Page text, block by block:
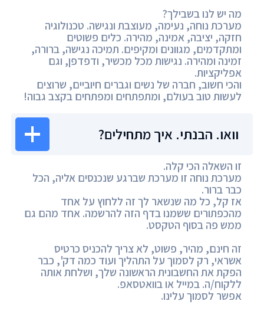
מה יש לנו בשבילך?
מערכת נוחה, נעימה, מעוצבת ונגישה. טכנולוגיה
חזקה, יציבה, אמינה, מהירה. כלים פשוטים
ומתקדמים, מגוונים ומקיפים. תמיכה נגישה, ברורה,
זמינה ומהירה. נגישות מכל מכשיר, ודפדפן, וגם
אפליקציות.
והכי חשוב, חברה של נשים וגברים חיוביים, שרוצים
לעשות טוב בעולם, ומתפתחים ומפתחים בקצב גבוה!
וואו. הבנתי. איך מתחילים?
זו השאלה הכי קלה.
מערכת נוחה זו מערכת שברגע שנכנסים אליה, הכל
כבר ברור.
אז קל, כל מה שנשאר לך זה ללחוץ על אחד
מהכפתורים ששמנו בדף הזה להרשמה. אחד מהם גם
ממש פה בסוף הטקסט.
זה חינם, מהיר, פשוט, לא צריך להכניס כרטיס
אשראי, רק לסמוך על התהליך ועוד כמה דק', כבר
הפקת את החשבונית הראשונה שלך, ושלחת אותה
ללקוח/ה. במייל או בוואטסאפ.
אפשר לסמוך עלינו.